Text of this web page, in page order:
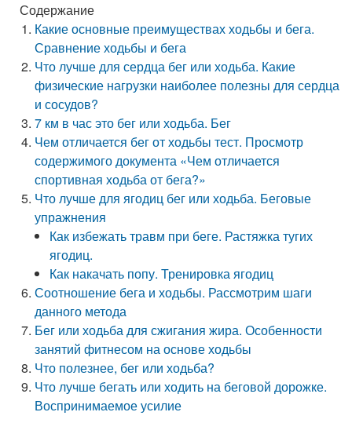
Содержание
Какие основные преимуществах ходьбы и бега.
Сравнение ходьбы и бега
Что лучше для сердца бег или ходьба. Какие
физические нагрузки наиболее полезны для сердца
и сосудов?
7 км в час это бег или ходьба. Бег
Чем отличается бег от ходьбы тест. Просмотр
содержимого документа «Чем отличается
спортивная ходьба от бега?»
Что лучше для ягодиц бег или ходьба. Беговые
упражнения
Как избежать травм при беге. Растяжка тугих
ягодиц.
Как накачать попу. Тренировка ягодиц
Соотношение бега и ходьбы. Рассмотрим шаги
данного метода
Бег или ходьба для сжигания жира. Особенности
занятий фитнесом на основе ходьбы
Что полезнее, бег или ходьба?
Что лучше бегать или ходить на беговой дорожке.
Воспринимаемое усилие